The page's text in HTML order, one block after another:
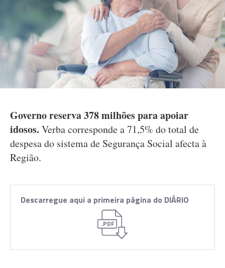
Governo reserva 378 milhões para apoiar
idosos. Verba corresponde a 71,5% do total de
despesa do sistema de Segurança Social afecta à
Região.
.PDF
Descarregue aqui a primeira página do DIÁRIO